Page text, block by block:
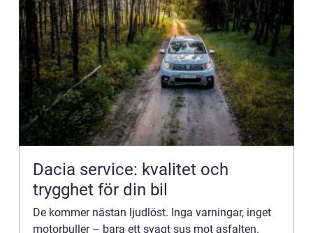
Dacia service: kvalitet och
trygghet för din bil
De kommer nästan ljudlöst. Inga varningar, inget
motorbuller – bara ett svagt sus mot asfalten.